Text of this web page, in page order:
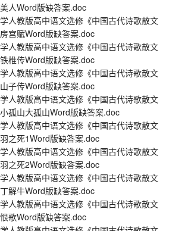
人Word版缺答案.doc
教版高中语文选修《中国古代诗歌散文
宫赋Word版缺答案.doc
教版高中语文选修《中国古代诗歌散文
椎传Word版缺答案.doc
教版高中语文选修《中国古代诗歌散文
子传Word版缺答案.doc
教版高中语文选修《中国古代诗歌散文
孤山大孤山Word版缺答案.doc
教版高中语文选修《中国古代诗歌散文
之死1Word版缺答案.doc
教版高中语文选修《中国古代诗歌散文
之死2Word版缺答案.doc
教版高中语文选修《中国古代诗歌散文
解牛Word版缺答案.doc
教版高中语文选修《中国古代诗歌散文
歌Word版缺答案.doc